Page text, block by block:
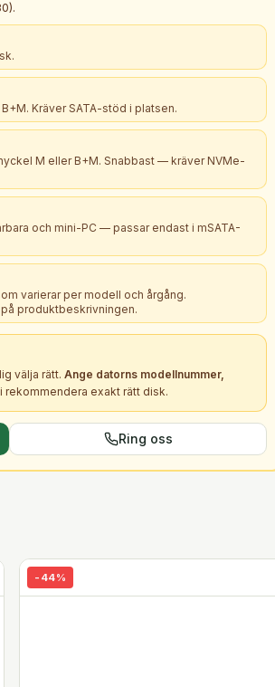
Kräver SATA-stöd i platsen.
M eller B+M. Snabbast — kräver NVMe-
och mini-PC — passar endast i mSATA-
varierar per modell och årgång.
produktbeskrivningen.
välja rätt. Ange datorns modellnummer,
rekommendera exakt rätt disk.
Ring oss
- 44%